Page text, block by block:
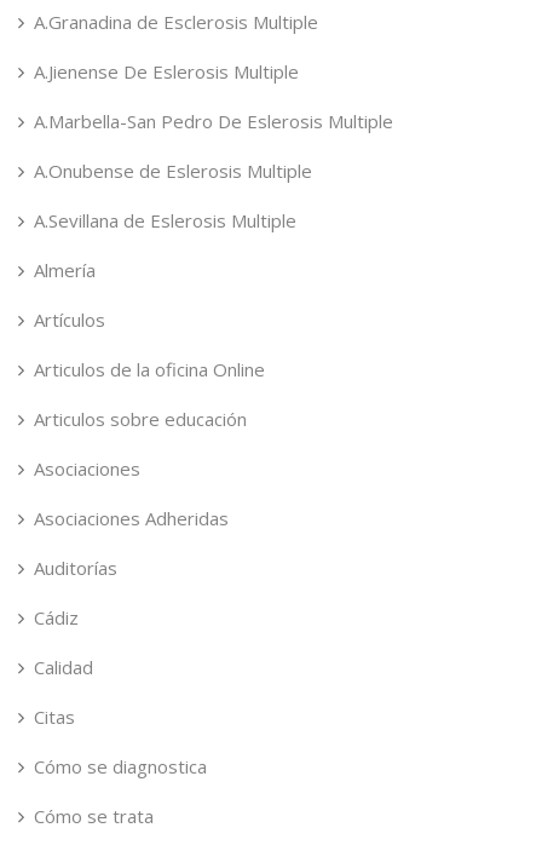
A.Granadina de Esclerosis Multiple
A.Jienense De Eslerosis Multiple
A.Marbella-San Pedro De Eslerosis Multiple
A.Onubense de Eslerosis Multiple
A.Sevillana de Eslerosis Multiple
Almería
Artículos
Articulos de la oficina Online
Articulos sobre educación
Asociaciones
Asociaciones Adheridas
Auditorías
Cádiz
Calidad
Citas
Cómo se diagnostica
Cómo se trata